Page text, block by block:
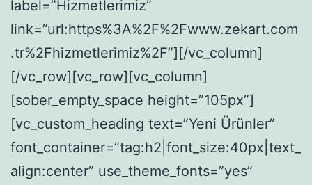
label=”Hizmetlerimiz”
link=”url:https%3A%2F%2Fwww.zekart.com
.tr%2Fhizmetlerimiz%2F”][/vc_column]
[/vc_row][vc_row][vc_column]
[sober_empty_space height=”105px”]
[vc_custom_heading text=”Yeni Ürünler”
font_container=”tag:h2|font_size:40px|text_
align:center” use_theme_fonts=”yes”